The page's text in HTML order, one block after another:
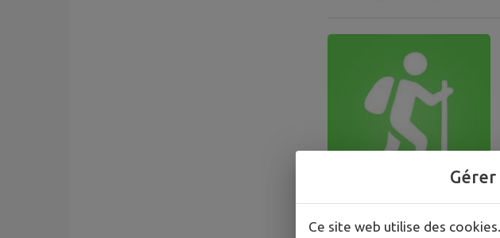
Gérer
Ce site web utilise des